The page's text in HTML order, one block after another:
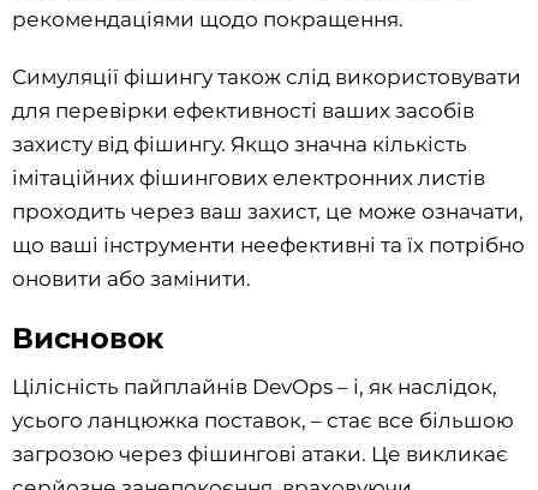
рекомендаціями щодо покращення.
Симуляції фішингу також слід використовувати
для перевірки ефективності ваших засобів
захисту від фішингу. Якщо значна кількість
імітаційних фішингових електронних листів
проходить через ваш захист, це може означати,
що ваші інструменти неефективні та їх потрібно
оновити або замінити.
Висновок
Цілісність пайплайнів DevOps – і, як наслідок,
усього ланцюжка поставок, – стає все більшою
загрозою через фішингові атаки. Це викликає